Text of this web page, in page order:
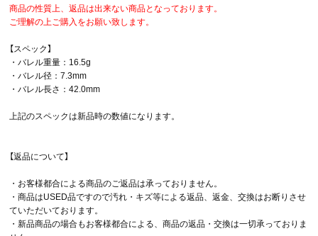
商品の性質上、返品は出来ない商品となっております。
ご理解の上ご購入をお願い致します。
【スペック】
・バレル重量：16.5g
・バレル径：7.3mm
・バレル長さ：42.0mm
上記のスペックは新品時の数値になります。
【返品について】
・お客様都合による商品のご返品は承っておりません。
・商品はUSED品ですので汚れ・キズ等による返品、返金、交換はお断りさせ
ていただいております。
・新品商品の場合もお客様都合による、商品の返品・交換は一切承っておりま